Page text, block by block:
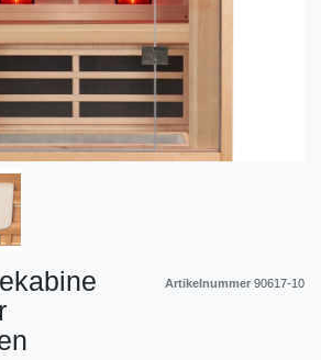
Artikelnummer 90617-10